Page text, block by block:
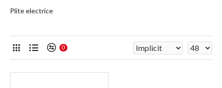
Plite electrice
0